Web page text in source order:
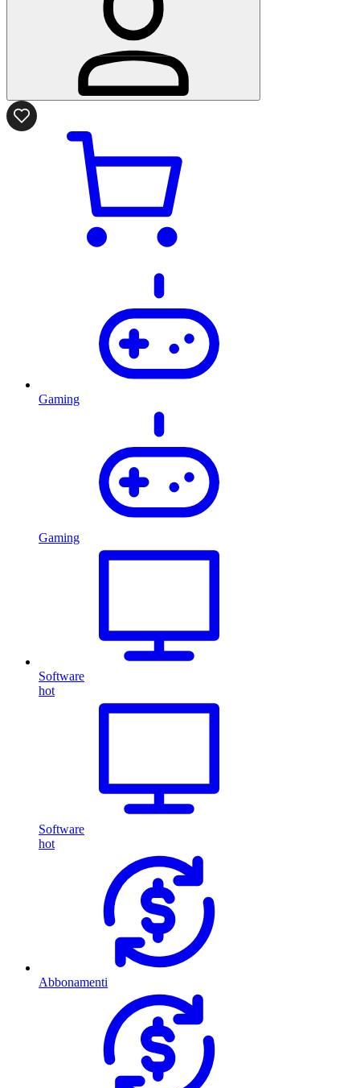
Gaming
Gaming
Software
hot
Software
hot
Abbonamenti